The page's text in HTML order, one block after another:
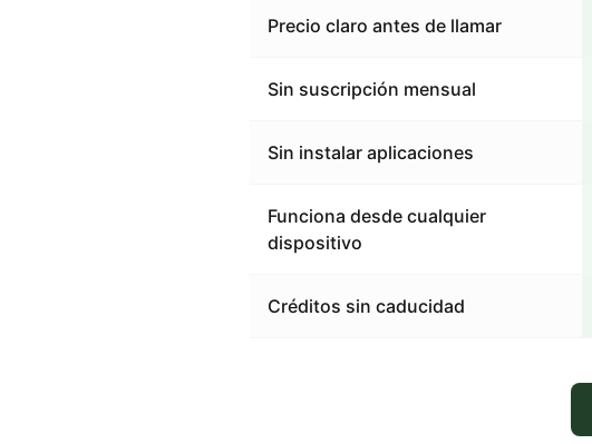
Precio claro antes de llamar
Sin suscripción mensual
Sin instalar aplicaciones
Funciona desde cualquier
dispositivo
Créditos sin caducidad